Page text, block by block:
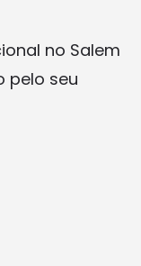
no Salem
pelo seu